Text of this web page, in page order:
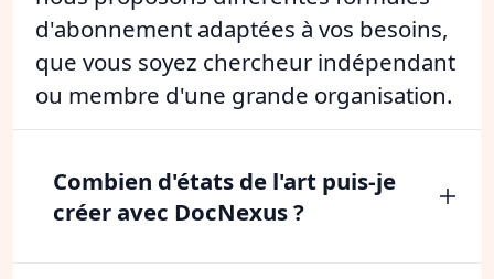
d'abonnement adaptées à vos besoins,
que vous soyez chercheur indépendant
ou membre d'une grande organisation.
Combien d'états de l'art puis-je
créer avec DocNexus ?